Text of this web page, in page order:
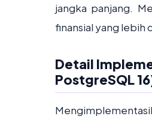
jangka panjang.
finansial yang lebih
Detail
PostgreSQL